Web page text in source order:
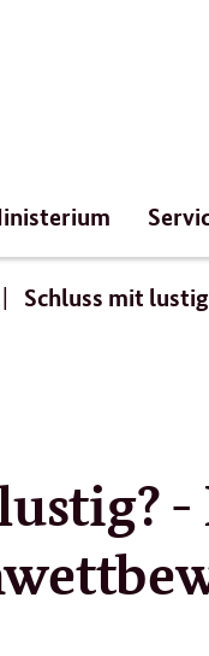
Schluss mit